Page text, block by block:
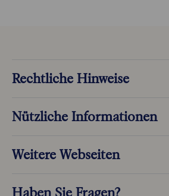
Rechtliche Hinweise
Nützliche Informationen
Weitere Webseiten